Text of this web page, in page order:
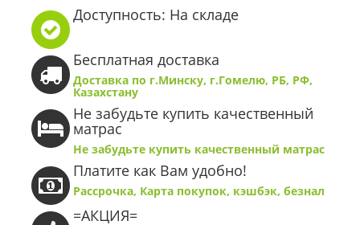
Доступность: На складе
Бесплатная доставка
Доставка по г.Минску, г.Гомелю, РБ, РФ,
Казахстану
Не забудьте купить качественный
матрас
Не забудьте купить качественный матрас
Платите как Вам удобно!
Рассрочка, Карта покупок, кэшбэк, безнал
=АКЦИЯ=